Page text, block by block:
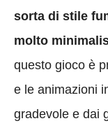
sorta di stile
molto
questo gioco è
e le animazioni
gradevole e dai